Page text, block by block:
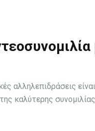
αλληλεπιδράσεις
καλύτερης